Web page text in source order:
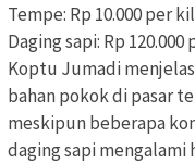
Tempe: Rp 10.000 per
Daging sapi: Rp
Koptu Jumadi
bahan pokok di pasar
meskipun beberapa
daging sapi